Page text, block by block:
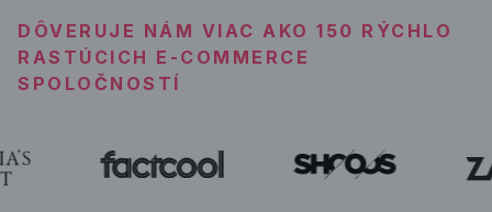
DÔVERUJE NÁM VIAC AKO 150 RÝCHLO
RASTÚCICH E-COMMERCE
SPOLOČNOSTÍ